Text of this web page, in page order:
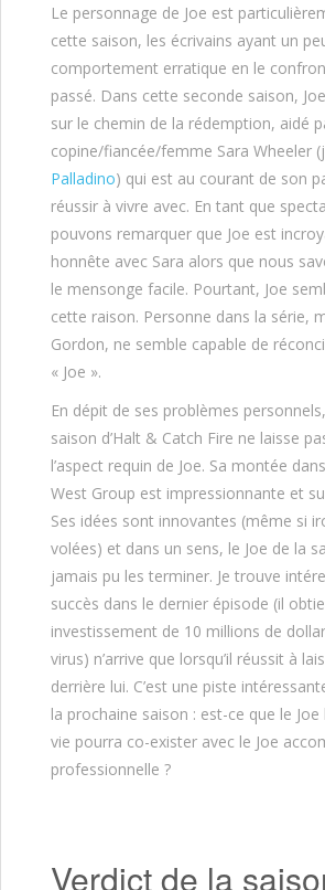
Le personnage de Joe est
cette saison, les écrivains ayant un
comportement erratique en le
passé. Dans cette seconde saison,
sur le chemin de la rédemption, aidé
copine/fiancée/femme Sara Wheeler
Palladino) qui est au courant de son
réussir à vivre avec. En tant que
pouvons remarquer que Joe est
honnête avec Sara alors que nous
le mensonge facile. Pourtant, Joe
cette raison. Personne dans la série,
Gordon, ne semble capable de
« Joe ».
En dépit de ses problèmes
saison d’Halt & Catch Fire ne laisse
l’aspect requin de Joe. Sa montée
West Group est impressionnante et
Ses idées sont innovantes (même si
volées) et dans un sens, le Joe de la
jamais pu les terminer. Je trouve
succès dans le dernier épisode (il
investissement de 10 millions de
virus) n’arrive que lorsqu’il réussit à
derrière lui. C’est une piste
la prochaine saison : est-ce que le
vie pourra co-exister avec le Joe
professionnelle ?
Verdict de la